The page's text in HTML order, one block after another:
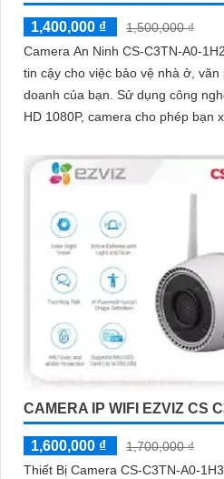
1,400,000 ₫
1,500,000 ₫
Camera An Ninh CS-C3TN-A0-
tin cậy cho việc bảo vệ nhà ở,
doanh của bạn. Sử dụng công nghệ hình ảnh sắc nét FULL
HD 1080P, camera cho phép bạn
CAMERA IP WIFI EZVIZ CS
1,600,000 ₫
1,700,000 ₫
Thiết Bị Camera CS-C3TN-A0-